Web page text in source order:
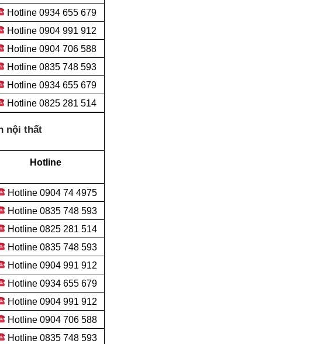
Hotline 0934 655 679
Hotline 0904 991 912
Hotline 0904 706 588
Hotline 0835 748 593
Hotline 0934 655 679
Hotline 0825 281 514
nội thất
Hotline
Hotline 0904 74 4975
Hotline 0835 748 593
Hotline 0825 281 514
Hotline 0835 748 593
Hotline 0904 991 912
Hotline 0934 655 679
Hotline 0904 991 912
Hotline 0904 706 588
Hotline 0835 748 593